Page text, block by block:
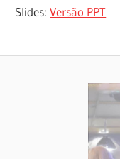
Slides:Versão PPT